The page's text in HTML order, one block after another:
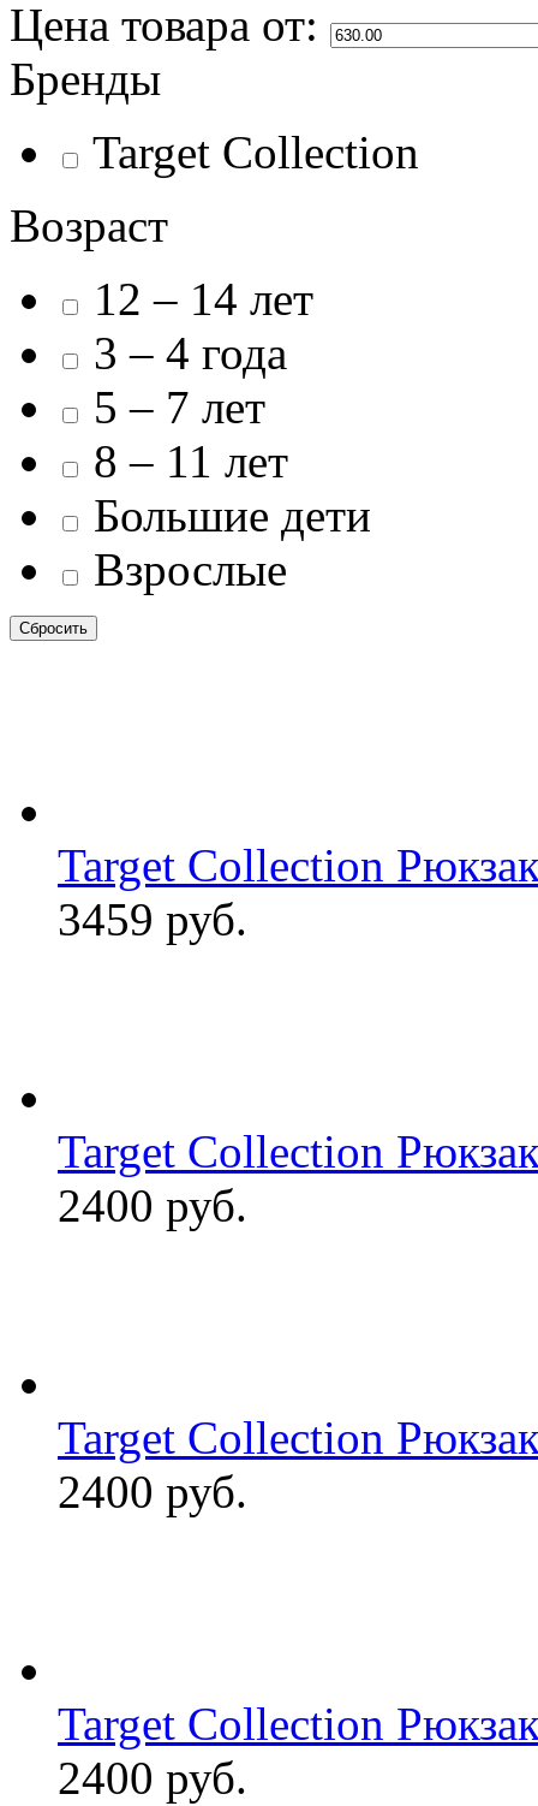
Цена товара от:
Бренды
Target Collection
Возраст
12 – 14 лет
3 – 4 года
5 – 7 лет
8 – 11 лет
Большие дети
Взрослые
Target Collection
3459 руб.
Target Collection
2400 руб.
Target Collection
2400 руб.
Target Collection
2400 руб.